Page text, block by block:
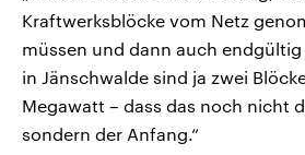
Kraftwerksblöcke vom Netz
müssen und dann auch
in Jänschwalde sind ja zwei
Megawatt – dass das noch nicht
sondern der Anfang.“